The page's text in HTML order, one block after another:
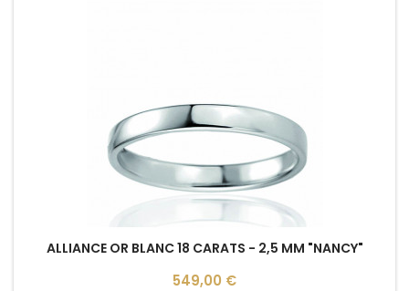
ALLIANCE OR BLANC 18 CARATS - 2,5 MM "NANCY"
Prix
549,00 €